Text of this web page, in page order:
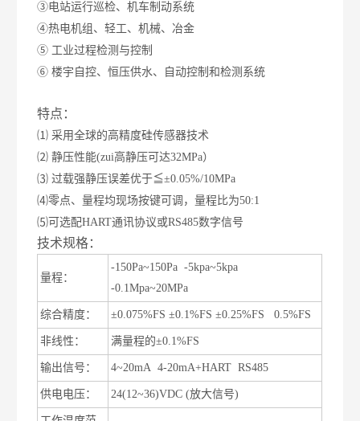
③电站运行巡检、机车制动系统
④热电机组、轻工、机械、冶金
⑤ 工业过程检测与控制
⑥ 楼宇自控、恒压供水、自动控制和检测系统
特点：
⑴ 采用全球的高精度硅传感器技术
⑵ 静压性能(zui高静压可达32MPa）
⑶ 过载强静压误差优于≦±0.05%/10MPa
⑷零点、量程均现场按键可调，量程比为50:1
⑸可选配HART通讯协议或RS485数字信号
技术规格：
量程：
-150Pa~150Pa -5kpa~5kpa
-0.1Mpa~20MPa
综合精度： ±0.075%FS±0.1%FS±0.25%FS 0.5%FS
非线性： 满量程的±0.1%FS
输出信号： 4~20mA 4-20mA+HART RS485
供电电压： 24(12~36)VDC (放大信号)